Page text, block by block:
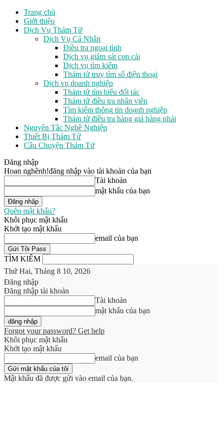
Trang chủ
Giới thiệu
Dịch Vụ Thám Tử
Dịch Vụ Cá Nhân
Điều tra ngoại tình
Dịch vụ giám sát con cái
Dịch vụ tìm kiếm
Thám tử truy tìm số điện thoại
Dịch vụ doanh nghiệp
Thám tử tìm hiểu đối tác
Thám tử điều tra nhân viên
Tìm kiếm thông tin doạnh nghiệp
Thám tử điều tra hàng giả hàng nhái
Nguyên Tắc Nghề Nghiệp
Thiết Bị Thám Tử
Câu Chuyện Thám Tử
Đăng nhập
Hoan nghênh!đăng nhập vào tài khoản của bạn
Tài khoản
mật khẩu của bạn
Quên mật khẩu?
Khôi phục mật khẩu
Khởi tạo mật khẩu
email của bạn
TÌM KIẾM
Thứ Hai, Tháng 8 10, 2026
Đăng nhập
Đăng nhập tài khoản
Tài khoản
mật khẩu của bạn
Forgot your password? Get help
Khôi phục mật khẩu
Khởi tạo mật khẩu
email của bạn
Mật khẩu đã được gửi vào email của bạn.